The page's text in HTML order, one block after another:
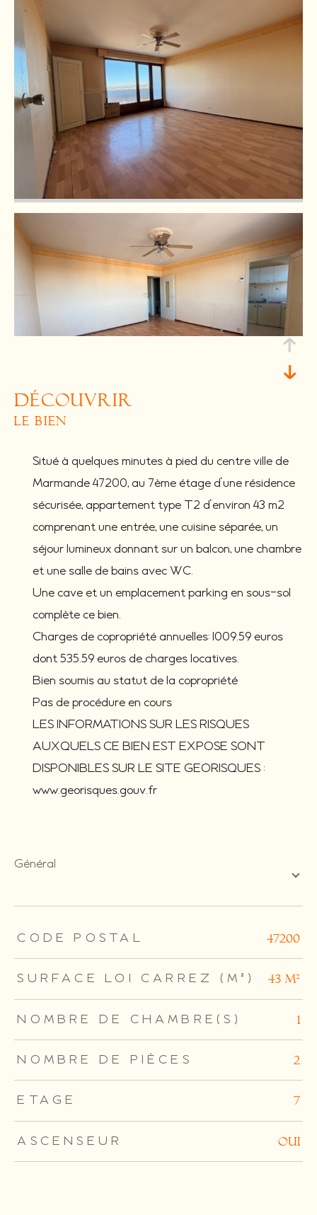
découvrir
le bien
Situé à quelques minutes à pied du centre ville de
Marmande 47200, au 7ème étage d'une résidence
sécurisée, appartement type T2 d'environ 43 m2
comprenant une entrée, une cuisine séparée, un
séjour lumineux donnant sur un balcon, une chambre
et une salle de bains avec WC.
Une cave et un emplacement parking en sous-sol
complète ce bien.
Charges de copropriété annuelles: 1009.59 euros
dont 535.59 euros de charges locatives.
Bien soumis au statut de la copropriété
Pas de procédure en cours
LES INFORMATIONS SUR LES RISQUES
AUXQUELS CE BIEN EST EXPOSE SONT
DISPONIBLES SUR LE SITE GEORISQUES :
www.georisques.gouv.fr
général
TRAD_ZEPHYR_Caracteristique TRAD_ZEPHYR_Valeurs
CODE POSTAL 47200
SURFACE LOI CARREZ (M²) 43 m²
NOMBRE DE CHAMBRE(S) 1
NOMBRE DE PIÈCES 2
ETAGE 7
ASCENSEUR OUI